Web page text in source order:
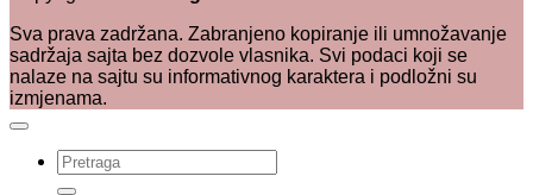
Sva prava zadržana. Zabranjeno kopiranje ili umnožavanje
sadržaja sajta bez dozvole vlasnika. Svi podaci koji se
nalaze na sajtu su informativnog karaktera i podložni su
izmjenama.
Pretraži: